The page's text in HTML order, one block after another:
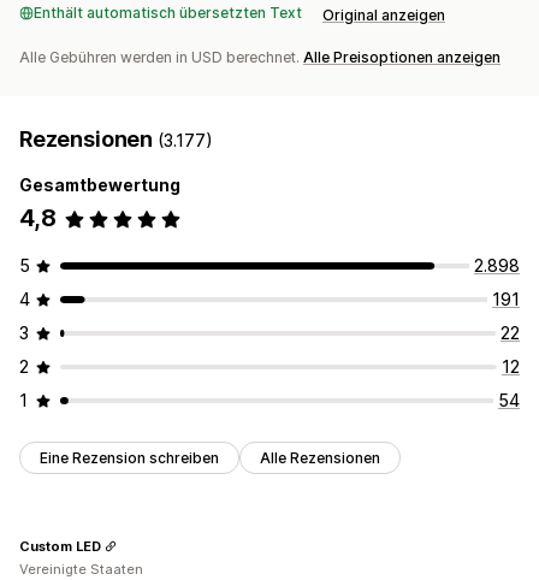
Enthält automatisch übersetzten Text Original anzeigen
Alle Gebühren werden in USD berechnet. Alle Preisoptionen anzeigen
Rezensionen (3.177)
Gesamtbewertung
4,8
5
2.898
4
191
3
22
2
12
1
54
Eine Rezension schreiben Alle Rezensionen
Custom LED
Vereinigte Staaten